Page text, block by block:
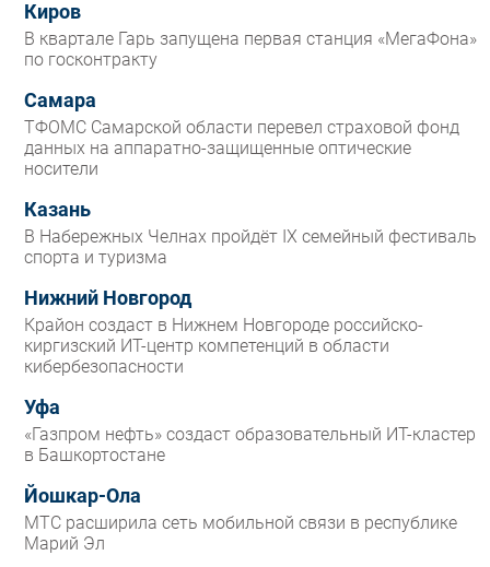
Киров
В квартале Гарь запущена первая станция «МегаФона»
по госконтракту
Самара
ТФОМС Самарской области перевел страховой фонд
данных на аппаратно-защищенные оптические
носители
Казань
В Набережных Челнах пройдёт IX семейный фестиваль
спорта и туризма
Нижний Новгород
Крайон создаст в Нижнем Новгороде российско-
киргизский ИТ-центр компетенций в области
кибербезопасности
Уфа
«Газпром нефть» создаст образовательный ИТ-кластер
в Башкортостане
Йошкар-Ола
МТС расширила сеть мобильной связи в республике
Марий Эл